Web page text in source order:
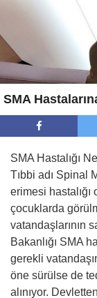
SMA
SMA Hastalığı
Tıbbi adı Spinal
erimesi hastalığı
çocuklarda
vatandaşlarının
Bakanlığı SMA
gerekli
öne sürülse de
alınıyor.